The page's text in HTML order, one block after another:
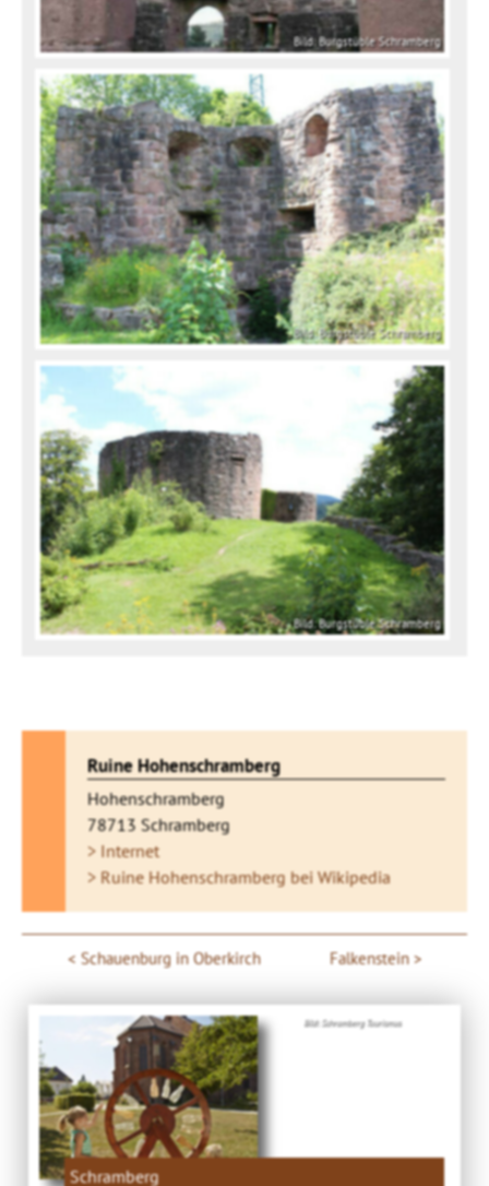
Bild: Burgstüble Schramberg
Bild: Burgstüble Schramberg
Bild: Burgstüble Schramberg
Ruine Hohenschramberg
Hohenschramberg
78713 Schramberg
> Internet
> Ruine Hohenschramberg bei Wikipedia
Schauenburg in Oberkirch Falkenstein
Bild: Schramberg Tourismus
Schramberg